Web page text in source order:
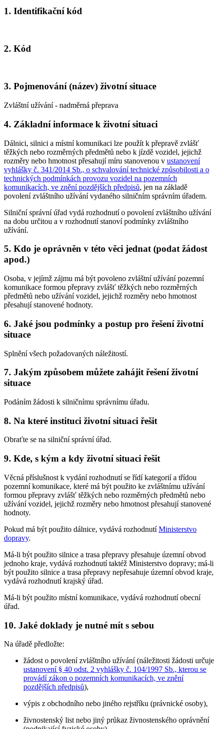
1. Identifikační kód
2. Kód
3. Pojmenování (název) životní situace
Zvláštní užívání - nadměrná přeprava
4. Základní informace k životní situaci
Dálnici, silnici a místní komunikaci lze použít k přepravě zvlášť
těžkých nebo rozměrných předmětů nebo k jízdě vozidel, jejichž
rozměry nebo hmotnost přesahují míru stanovenou v ustanovení
vyhlášky č. 341/2014 Sb., o schvalování technické způsobilosti a o
technických podmínkách provozu vozidel na pozemních
komunikacích, ve znění pozdějších předpisů, jen na základě
povolení zvláštního užívání vydaného silničním správním úřadem.
Silniční správní úřad vydá rozhodnutí o povolení zvláštního užívání
na dobu určitou a v rozhodnutí stanoví podmínky zvláštního
užívání.
5. Kdo je oprávněn v této věci jednat (podat žádost
apod.)
Osoba, v jejímž zájmu má být povoleno zvláštní užívání pozemní
komunikace formou přepravy zvlášť těžkých nebo rozměrných
předmětů nebo užívání vozidel, jejichž rozměry nebo hmotnost
přesahují stanovené hodnoty.
6. Jaké jsou podmínky a postup pro řešení životní
situace
Splnění všech požadovaných náležitostí.
7. Jakým způsobem můžete zahájit řešení životní
situace
Podáním žádosti k silničnímu správnímu úřadu.
8. Na které instituci životní situaci řešit
Obraťte se na silniční správní úřad.
9. Kde, s kým a kdy životní situaci řešit
Věcná příslušnost k vydání rozhodnutí se řídí kategorií a třídou
pozemní komunikace, které má být použito ke zvláštnímu užívání
formou přepravy zvlášť těžkých nebo rozměrných předmětů nebo
užívání vozidel, jejichž rozměry nebo hmotnost přesahují stanovené
hodnoty.
Pokud má být použito dálnice, vydává rozhodnutíMinisterstvo
dopravy.
Má-li být použito silnice a trasa přepravy přesahuje územní obvod
jednoho kraje, vydává rozhodnutí taktéž Ministerstvo dopravy; má-li
být použito silnice a trasa přepravy nepřesahuje územní obvod kraje,
vydává rozhodnutí krajský úřad.
Má-li být použito místní komunikace, vydává rozhodnutí obecní
úřad.
10. Jaké doklady je nutné mít s sebou
Na úřadě předložte:
žádost o povolení zvláštního užívání (náležitosti žádosti určuje
ustanovení § 40 odst. 2 vyhlášky č. 104/1997 Sb., kterou se
provádí zákon o pozemních komunikacích, ve znění
pozdějších předpisů),
výpis z obchodního nebo jiného rejstříku (právnické osoby),
živnostenský list nebo jiný průkaz živnostenského oprávnění